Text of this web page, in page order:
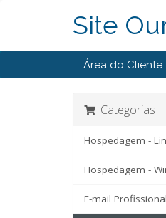
Site
Área do Cliente
Categorias
Hospedagem -
Hospedagem -
E-mail Profissional